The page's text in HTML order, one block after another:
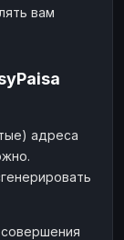
вам
адреса